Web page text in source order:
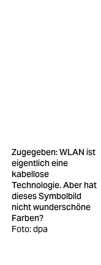
Zugegeben: WLAN ist
eigentlich eine
kabellose
Technologie. Aber hat
dieses Symbolbild
nicht wunderschöne
Farben?
Foto: dpa